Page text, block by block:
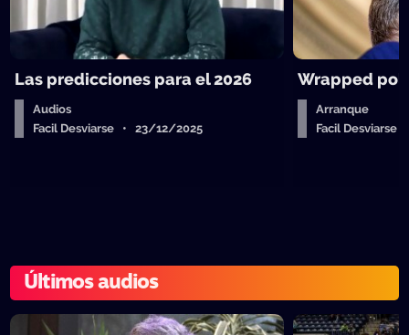
Las predicciones para el 2026
Audios
Facil Desviarse • 23/12/2025
Wrapped
Arranque
Facil
Últimos audios